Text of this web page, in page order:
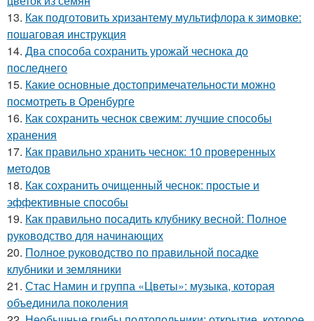
13. Как подготовить хризантему мультифлора к зимовке:
пошаговая инструкция
14. Два способа сохранить урожай чеснока до
последнего
15. Какие основные достопримечательности можно
посмотреть в Оренбурге
16. Как сохранить чеснок свежим: лучшие способы
хранения
17. Как правильно хранить чеснок: 10 проверенных
методов
18. Как сохранить очищенный чеснок: простые и
эффективные способы
19. Как правильно посадить клубнику весной: Полное
руководство для начинающих
20. Полное руководство по правильной посадке
клубники и земляники
21. Стас Намин и группа «Цветы»: музыка, которая
объединила поколения